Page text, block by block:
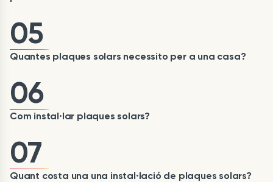
05
Quantes plaques solars necessito per a una casa?
06
Com instal·lar plaques solars?
07
Quant costa una una instal·lació de plaques solars?